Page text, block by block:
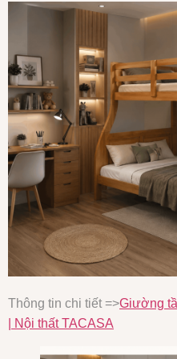
Thông tin chi tiết =>Giường
| Nội thất TACASA